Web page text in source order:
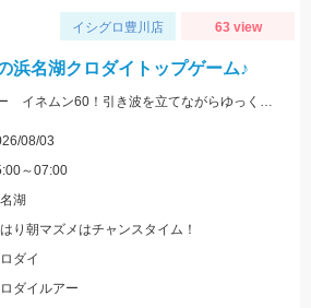
イシグロ豊川店 63 view
浜名湖クロダイトップゲーム♪
ヒットルアーはブルーブルー イネムン60！引き波を立てながらゆっくり水面をタダ巻き。単発でしたがバシュッと気持ちよくバイトが出ました☆
08/03
～07:00
湖
り朝マズメはチャンスタイム！
ダイ
ダイルアー